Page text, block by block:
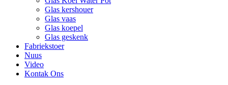
Glas kershouer
Glas vaas
Glas koepel
Glas geskenk
Fabriekstoer
Nuus
Video
Kontak Ons